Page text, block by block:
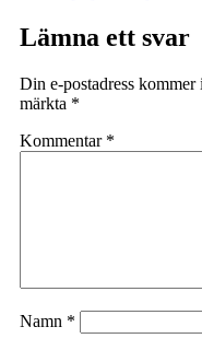
Lämna ett svar
Din e-postadress kommer
märkta *
Kommentar *
Namn *